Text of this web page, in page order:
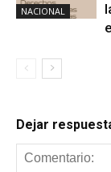
NACIONAL
Dejar